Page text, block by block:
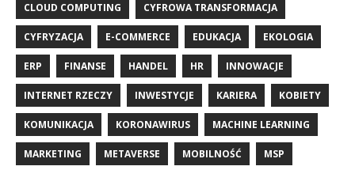
CLOUD COMPUTING CYFROWA TRANSFORMACJA
CYFRYZACJA E-COMMERCE EDUKACJA EKOLOGIA
ERP FINANSE HANDEL HR INNOWACJE
INTERNET RZECZY INWESTYCJE KARIERA KOBIETY
KOMUNIKACJA KORONAWIRUS MACHINE LEARNING
MARKETING METAVERSE MOBILNOŚĆ MSP